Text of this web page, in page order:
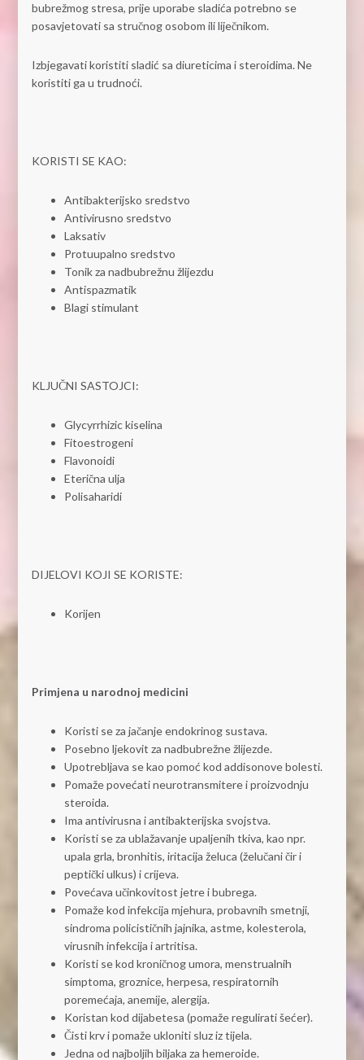
bubrežmog stresa, prije uporabe sladića potrebno se
posavjetovati sa stručnog osobom ili liječnikom.
Izbjegavati koristiti sladić sa diureticima i steroidima. Ne
koristiti ga u trudnoći.
KORISTI SE KAO:
Antibakterijsko sredstvo
Antivirusno sredstvo
Laksativ
Protuupalno sredstvo
Tonik za nadbubrežnu žlijezdu
Antispazmatik
Blagi stimulant
KLJUČNI SASTOJCI:
Glycyrrhizic kiselina
Fitoestrogeni
Flavonoidi
Eterična ulja
Polisaharidi
DIJELOVI KOJI SE KORISTE:
Korijen
Primjena u narodnoj medicini
Koristi se za jačanje endokrinog sustava.
Posebno ljekovit za nadbubrežne žlijezde.
Upotrebljava se kao pomoć kod addisonove bolesti.
Pomaže povećati neurotransmitere i proizvodnju
steroida.
Ima antivirusna i antibakterijska svojstva.
Koristi se za ublažavanje upaljenih tkiva, kao npr.
upala grla, bronhitis, iritacija želuca (želučani čir i
peptički ulkus) i crijeva.
Povećava učinkovitost jetre i bubrega.
Pomaže kod infekcija mjehura, probavnih smetnji,
sindroma policističnih jajnika, astme, kolesterola,
virusnih infekcija i artritisa.
Koristi se kod kroničnog umora, menstrualnih
simptoma, groznice, herpesa, respiratornih
poremećaja, anemije, alergija.
Koristan kod dijabetesa (pomaže regulirati šećer).
Čisti krv i pomaže ukloniti sluz iz tijela.
Jedna od najboljih biljaka za hemeroide.